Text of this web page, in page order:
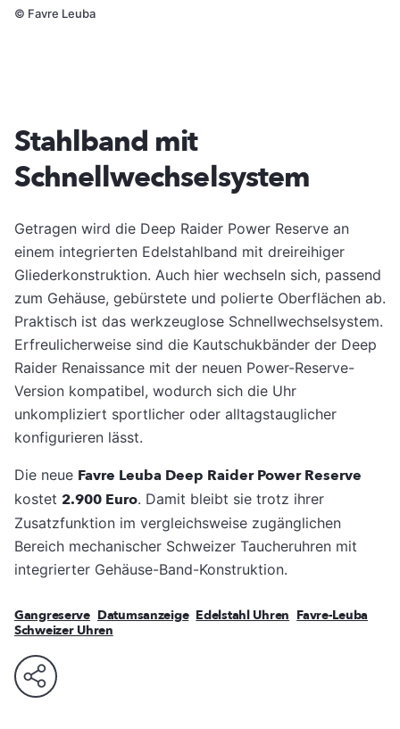
© Favre Leuba
Stahlband mit
Schnellwechselsystem
Getragen wird die Deep Raider Power Reserve an
einem integrierten Edelstahlband mit dreireihiger
Gliederkonstruktion. Auch hier wechseln sich, passend
zum Gehäuse, gebürstete und polierte Oberflächen ab.
Praktisch ist das werkzeuglose Schnellwechselsystem.
Erfreulicherweise sind die Kautschukbänder der Deep
Raider Renaissance mit der neuen Power-Reserve-
Version kompatibel, wodurch sich die Uhr
unkompliziert sportlicher oder alltagstauglicher
konfigurieren lässt.
Die neue Favre Leuba Deep Raider Power Reserve
kostet 2.900 Euro. Damit bleibt sie trotz ihrer
Zusatzfunktion im vergleichsweise zugänglichen
Bereich mechanischer Schweizer Taucheruhren mit
integrierter Gehäuse-Band-Konstruktion.
Gangreserve Datumsanzeige Edelstahl Uhren Favre-Leuba
Schweizer Uhren